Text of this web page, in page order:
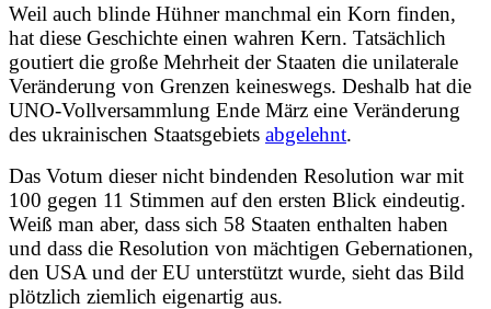
Weil auch blinde Hühner manchmal ein Korn finden,
hat diese Geschichte einen wahren Kern. Tatsächlich
goutiert die große Mehrheit der Staaten die unilaterale
Veränderung von Grenzen keineswegs. Deshalb hat die
UNO-Vollversammlung Ende März eine Veränderung
des ukrainischen Staatsgebiets abgelehnt.
Das Votum dieser nicht bindenden Resolution war mit
100 gegen 11 Stimmen auf den ersten Blick eindeutig.
Weiß man aber, dass sich 58 Staaten enthalten haben
und dass die Resolution von mächtigen Gebernationen,
den USA und der EU unterstützt wurde, sieht das Bild
plötzlich ziemlich eigenartig aus.